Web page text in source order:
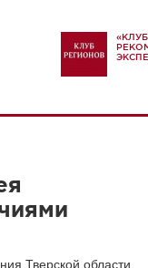
Тверской области